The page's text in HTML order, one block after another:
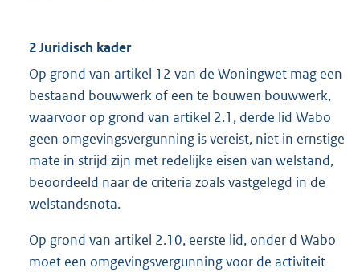
2 Juridisch kader
Op grond van artikel 12 van de Woningwet mag een
bestaand bouwwerk of een te bouwen bouwwerk,
waarvoor op grond van artikel 2.1, derde lid Wabo
geen omgevingsvergunning is vereist, niet in ernstige
mate in strijd zijn met redelijke eisen van welstand,
beoordeeld naar de criteria zoals vastgelegd in de
welstandsnota.
Op grond van artikel 2.10, eerste lid, onder d Wabo
moet een omgevingsvergunning voor de activiteit